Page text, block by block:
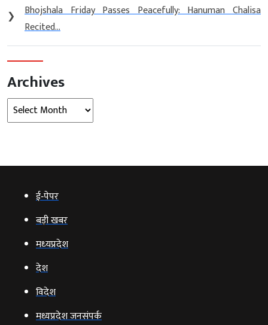
❯
Bhojshala Friday Passes Peacefully: Hanuman Chalisa
Recited...
Archives
Archives
ई‑पेपर
बड़ी खबर
मध्‍यप्रदेश
देश
विदेश
मध्यप्रदेश जनसंपर्क